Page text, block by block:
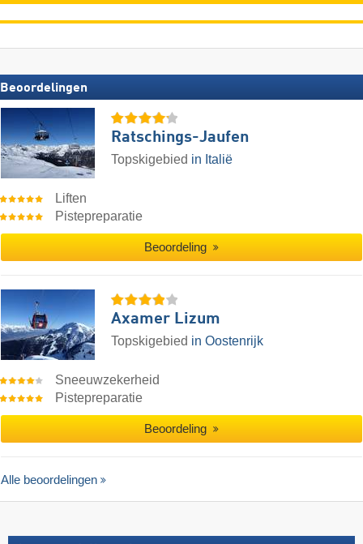
Beoordelingen
Ratschings-Jaufen
Topskigebied in Italië
Liften
Pistepreparatie
Beoordeling
Axamer Lizum
Topskigebied in Oostenrijk
Sneeuwzekerheid
Pistepreparatie
Beoordeling
Alle beoordelingen